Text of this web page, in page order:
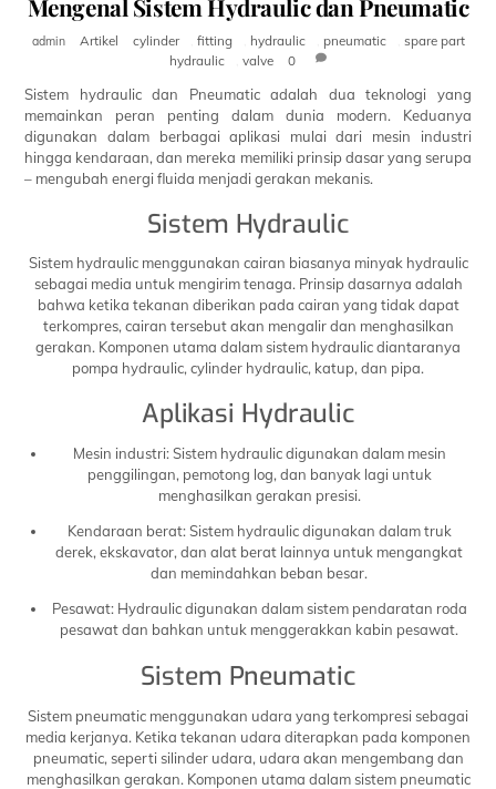
Mengenal Sistem Hydraulic dan Pneumatic
admin Artikel cylinder fitting hydraulic pneumatic
spare part
hydraulic
,valve 0
Sistem hydraulic dan Pneumatic adalah dua teknologi yang
memainkan peran penting dalam dunia modern. Keduanya
digunakan dalam berbagai aplikasi mulai dari mesin industri
hingga kendaraan, dan mereka memiliki prinsip dasar yang serupa
– mengubah energi fluida menjadi gerakan mekanis.
Sistem Hydraulic
Sistem hydraulic menggunakan cairan biasanya minyak hydraulic
sebagai media untuk mengirim tenaga. Prinsip dasarnya adalah
bahwa ketika tekanan diberikan pada cairan yang tidak dapat
terkompres, cairan tersebut akan mengalir dan menghasilkan
gerakan. Komponen utama dalam sistem hydraulic diantaranya
pompa hydraulic, cylinder hydraulic, katup, dan pipa.
Aplikasi Hydraulic
Mesin industri: Sistem hydraulic digunakan dalam mesin
penggilingan, pemotong log, dan banyak lagi untuk
menghasilkan gerakan presisi.
Kendaraan berat: Sistem hydraulic digunakan dalam truk
derek, ekskavator, dan alat berat lainnya untuk mengangkat
dan memindahkan beban besar.
Pesawat: Hydraulic digunakan dalam sistem pendaratan roda
pesawat dan bahkan untuk menggerakkan kabin pesawat.
Sistem Pneumatic
Sistem pneumatic menggunakan udara yang terkompresi sebagai
media kerjanya. Ketika tekanan udara diterapkan pada komponen
pneumatic, seperti silinder udara, udara akan mengembang dan
menghasilkan gerakan. Komponen utama dalam sistem pneumatic